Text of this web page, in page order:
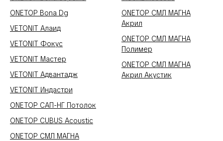
ONETOP Bona Dg
VETONIT Алаид
VETONIT Фокус
VETONIT Мастер
VETONIT Адвантадж
VETONIT Индастри
ONETOP САП-НГ Потолок
ONETOP CUBUS Acoustic
ONETOP СМЛ МАГНА
ONETOP СМЛ МАГНА
Акрил
ONETOP СМЛ МАГНА
Полимер
ONETOP СМЛ МАГНА
Акрил Акустик